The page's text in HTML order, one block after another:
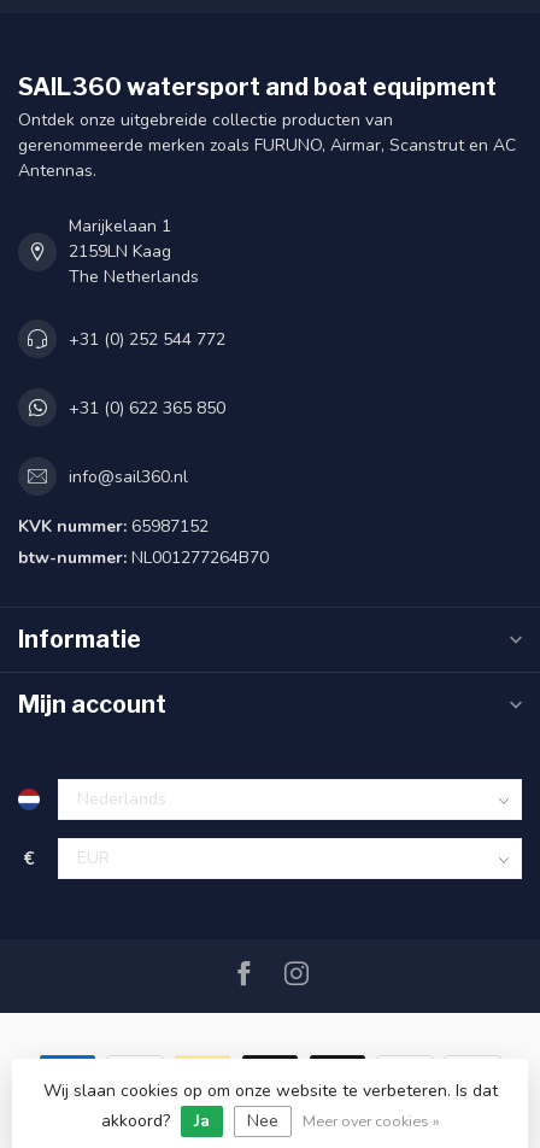
SAIL360 watersport and boat equipment
Ontdek onze uitgebreide collectie producten van
gerenommeerde merken zoals FURUNO, Airmar, Scanstrut en AC
Antennas.
Marijkelaan 1
2159LN Kaag
The Netherlands
+31 (0) 252 544 772
+31 (0) 622 365 850
info@sail360.nl
KVK nummer: 65987152
btw-nummer: NL001277264B70
Informatie
Mijn account
€
© Copyright 2026 SAIL360 watersport and boat equipment
Wij slaan cookies op om onze website te verbeteren. Is dat
akkoord?
Ja Nee Meer over cookies »